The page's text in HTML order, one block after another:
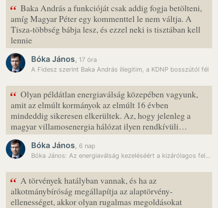
“ Baka András a funkcióját csak addig fogja betölteni,
amíg Magyar Péter egy kommenttel le nem váltja. A
Tisza-többség bábja lesz, és ezzel neki is tisztában kell
lennie
Bóka János, 17 óra
A Fidesz szerint Baka András illegitim, a KDNP bosszútól fél
“ Olyan példátlan energiaválság közepében vagyunk,
amit az elmúlt kormányok az elmúlt 16 évben
mindeddig sikeresen elkerültek. Az, hogy jelenleg a
magyar villamosenergia hálózat ilyen rendkívüli…
Bóka János, 6 nap
Bóka János: Az energiaválság kezeléséért a kizárólagos felelősség a…
“ A törvények hatályban vannak, és ha az
alkotmánybíróság megállapítja az alaptörvény-
ellenességet, akkor olyan rugalmas megoldásokat